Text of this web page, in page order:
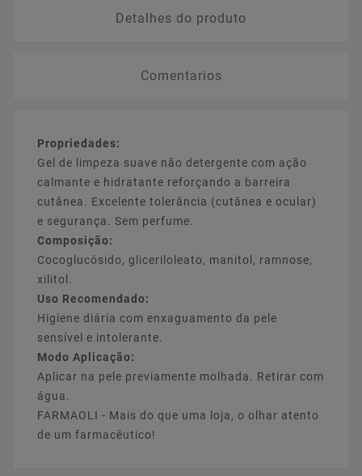
Detalhes do produto
Comentarios
Propriedades:
Gel de limpeza suave não detergente com ação
calmante e hidratante reforçando a barreira
cutânea. Excelente tolerância (cutânea e ocular)
e segurança. Sem perfume.
Composição:
Cocoglucósido, gliceriloleato, manitol, ramnose,
xilitol.
Uso Recomendado:
Higiene diária com enxaguamento da pele
sensível e intolerante.
Modo Aplicação:
Aplicar na pele previamente molhada. Retirar com
água.
FARMAOLI - Mais do que uma loja, o olhar atento
de um farmacêutico!